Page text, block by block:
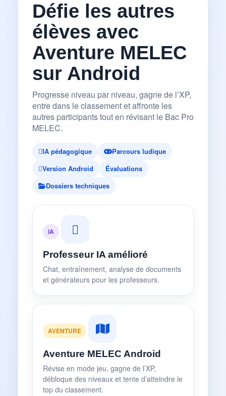
Défie les autres
élèves avec
Aventure MELEC
sur Android
Progresse niveau par niveau, gagne de l’XP,
entre dans le classement et affronte les
autres participants tout en révisant le Bac Pro
MELEC.
IA pédagogique
Parcours ludique
Version Android
Évaluations
Dossiers techniques
IA
Professeur IA amélioré
Chat, entraînement, analyse de documents
et générateurs pour les professeurs.
AVENTURE
Aventure MELEC Android
Révise en mode jeu, gagne de l’XP,
débloque des niveaux et tente d’atteindre le
top du classement.